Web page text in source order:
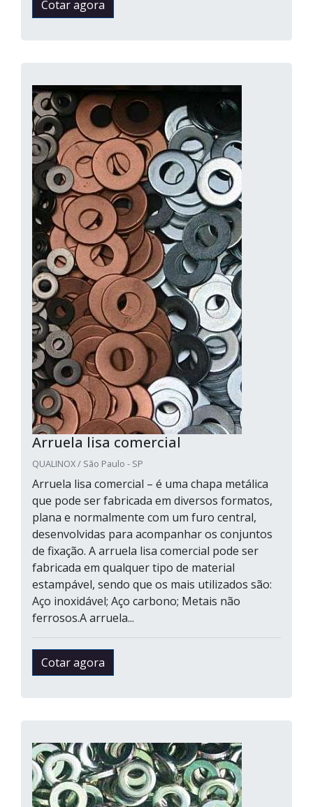
Cotar agora
Arruela lisa comercial
QUALINOX / São Paulo - SP
Arruela lisa comercial – é uma chapa metálica
que pode ser fabricada em diversos formatos,
plana e normalmente com um furo central,
desenvolvidas para acompanhar os conjuntos
de fixação. A arruela lisa comercial pode ser
fabricada em qualquer tipo de material
estampável, sendo que os mais utilizados são:
Aço inoxidável; Aço carbono; Metais não
ferrosos.A arruela...
Cotar agora